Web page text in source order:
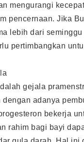
mengurangi
pencernaan. Jika
lebih dari
pertimbangkan
gejala
dengan adanya
bekerja
rahim bagi bayi